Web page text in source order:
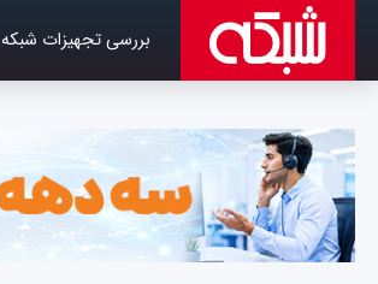
بررسی تجهیزات شبکه